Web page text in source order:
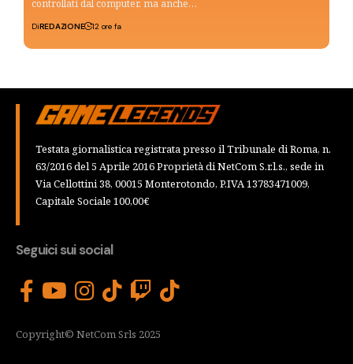
controllati dal computer, ma anche…
DiREDAZIONE 12 ore fa
Testata giornalistica registrata presso il Tribunale di Roma, n.
63/2016 del 5 Aprile 2016 Proprietà di NetCom S.r.l.s., sede in
Via Cellottini 38, 00015 Monterotondo, P.IVA 13783471009,
Capitale Sociale 100,00€
Seguici sui social
Copyright© NetCom Srls 2025